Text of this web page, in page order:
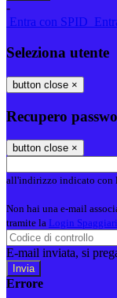
-
Entra con SPID
Seleziona utente
button close ×
Recupero
button close ×
all'indirizzo indicato con
Non hai una e-mail
tramite la Login Spaggiari
E-mail inviata, si
Errore